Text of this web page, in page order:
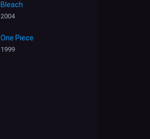
Bleach
2004
One Piece
1999